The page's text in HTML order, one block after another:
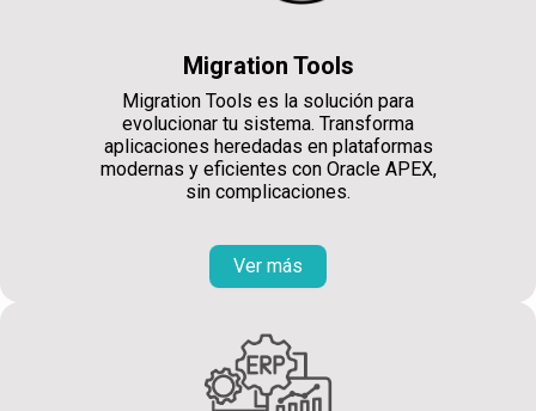
Migration Tools
Migration Tools es la solución para
evolucionar tu sistema. Transforma
aplicaciones heredadas en plataformas
modernas y eficientes con Oracle APEX,
sin complicaciones.
Ver más